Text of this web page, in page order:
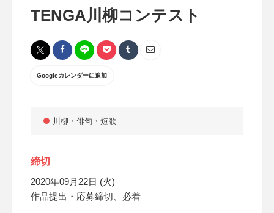
TENGA川柳コンテスト
Googleカレンダーに追加
川柳・俳句・短歌
締切
2020年09月22日 (火)
作品提出・応募締切、必着